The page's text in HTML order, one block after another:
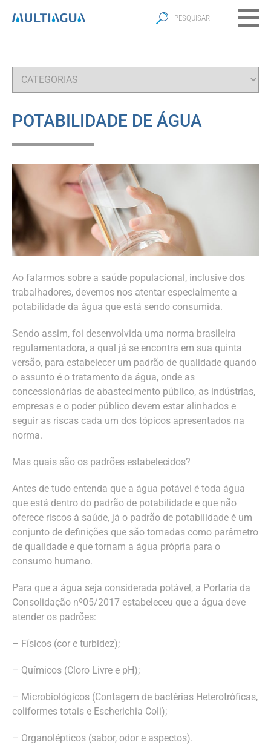
POTABILIDADE DE ÁGUA
Ao falarmos sobre a saúde populacional, inclusive dos
trabalhadores, devemos nos atentar especialmente a
potabilidade da água que está sendo consumida.
Sendo assim, foi desenvolvida uma norma brasileira
regulamentadora, a qual já se encontra em sua quinta
versão, para estabelecer um padrão de qualidade quando
o assunto é o tratamento da água, onde as
concessionárias de abastecimento público, as indústrias,
empresas e o poder público devem estar alinhados e
seguir as riscas cada um dos tópicos apresentados na
norma.
Mas quais são os padrões estabelecidos?
Antes de tudo entenda que a água potável é toda água
que está dentro do padrão de potabilidade e que não
oferece riscos à saúde, já o padrão de potabilidade é um
conjunto de definições que são tomadas como parâmetro
de qualidade e que tornam a água própria para o
consumo humano.
Para que a água seja considerada potável, a Portaria da
Consolidação nº05/2017 estabeleceu que a água deve
atender os padrões:
– Físicos (cor e turbidez);
– Químicos (Cloro Livre e pH);
– Microbiológicos (Contagem de bactérias Heterotróficas,
coliformes totais e Escherichia Coli);
– Organolépticos (sabor, odor e aspectos).